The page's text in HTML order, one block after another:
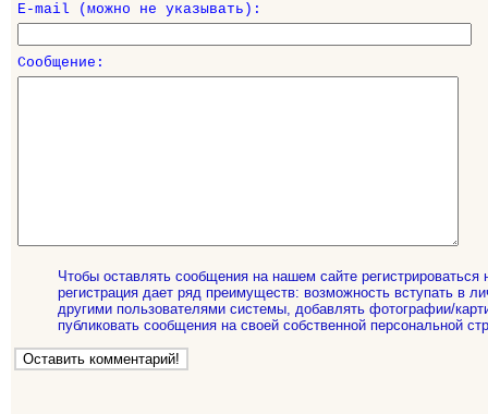
E-mail (можно не указывать):
Сообщение:
Чтобы оставлять сообщения на нашем сайте регистрироваться
регистрация дает ряд преимуществ: возможность вступать в
другими пользователями системы, добавлять фотографии/
публиковать сообщения на своей собственной персональной